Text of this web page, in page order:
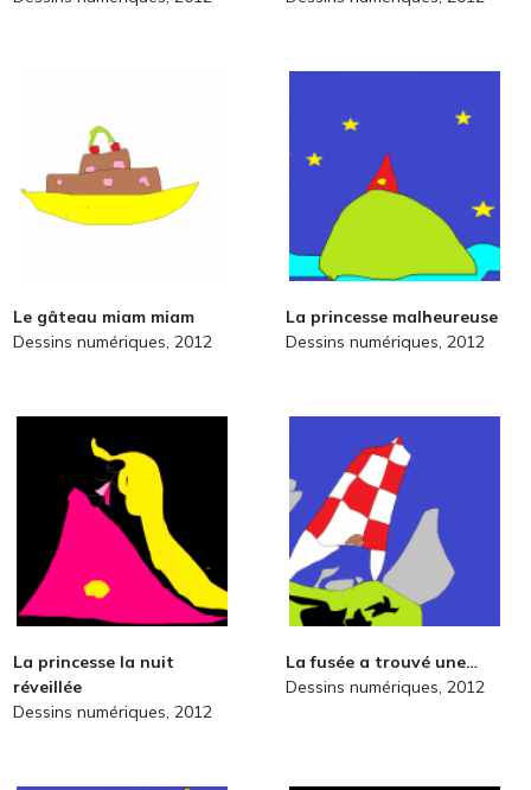
Le gâteau miam miam
Dessins numériques, 2012
La princesse malheureuse
Dessins numériques, 2012
La princesse la nuit
réveillée
Dessins numériques, 2012
La fusée a trouvé une…
Dessins numériques, 2012